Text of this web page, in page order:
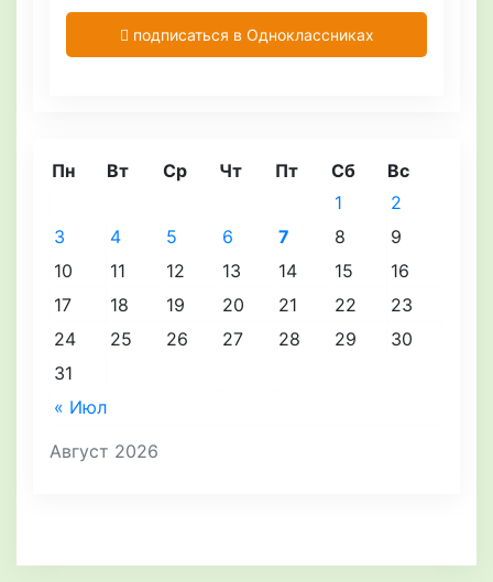
подписаться в Одноклассниках
Август 2026
Пн Вт Ср Чт Пт Сб Вс
« Июл
1
2
3
4 5 6 7 8
9
10
11 12 13 14 15
16
17
18 19 20 21 22
23
24
25 26 27 28 29
30
31